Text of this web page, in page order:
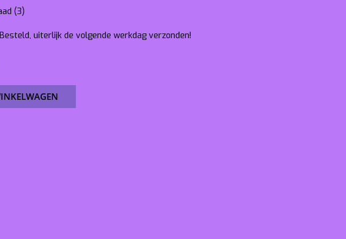
(3)
uiterlijk de volgende werkdag verzonden!